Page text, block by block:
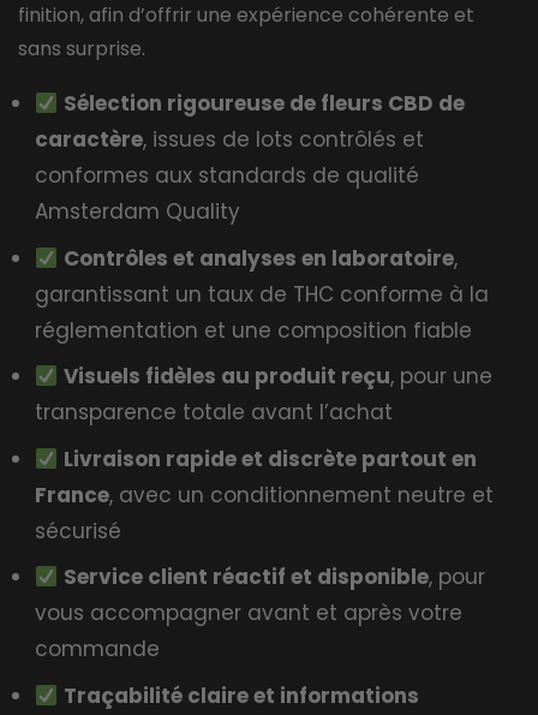
finition, afin d’offrir une expérience cohérente et
sans surprise.
Sélection rigoureuse de fleurs CBD de
caractère, issues de lots contrôlés et
conformes aux standards de qualité
Amsterdam Quality
Contrôles et analyses en laboratoire,
garantissant un taux de THC conforme à la
réglementation et une composition fiable
Visuels fidèles au produit reçu, pour une
transparence totale avant l’achat
Livraison rapide et discrète partout en
France, avec un conditionnement neutre et
sécurisé
Service client réactif et disponible, pour
vous accompagner avant et après votre
commande
Traçabilité claire et informations